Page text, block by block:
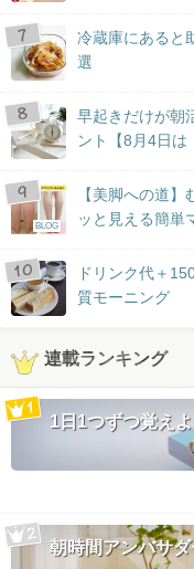
冷蔵庫にあると
選
早起きだけが朝
ント【8月4日は
BLOG
【美脚への道
ッと見える簡単
ドリンク代＋
質モーニング
連載ランキング
1日1つずつ覚え
朝時間アンバサダ